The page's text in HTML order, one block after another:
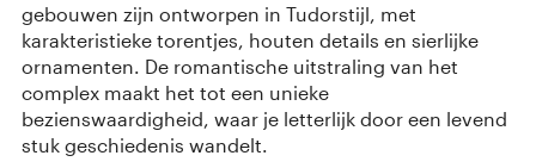
gebouwen zijn ontworpen in Tudorstijl, met
karakteristieke torentjes, houten details en sierlijke
ornamenten. De romantische uitstraling van het
complex maakt het tot een unieke
bezienswaardigheid, waar je letterlijk door een levend
stuk geschiedenis wandelt.